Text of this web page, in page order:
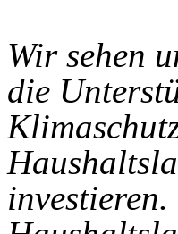
Wir sehen
die